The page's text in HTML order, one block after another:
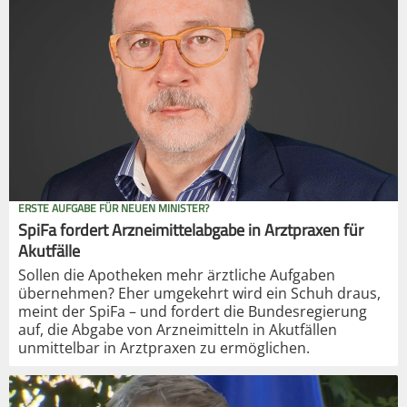
ERSTE AUFGABE FÜR NEUEN MINISTER?
SpiFa fordert Arzneimittelabgabe in Arztpraxen für
Akutfälle
Sollen die Apotheken mehr ärztliche Aufgaben
übernehmen? Eher umgekehrt wird ein Schuh draus,
meint der SpiFa – und fordert die Bundesregierung
auf, die Abgabe von Arzneimitteln in Akutfällen
unmittelbar in Arztpraxen zu ermöglichen.